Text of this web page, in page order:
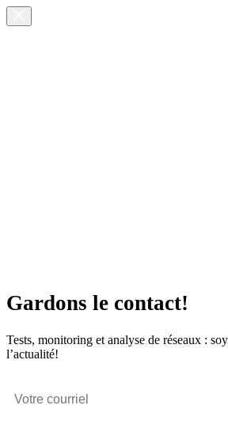
Gardons le contact!
Tests, monitoring et analyse de réseaux :
l’actualité!